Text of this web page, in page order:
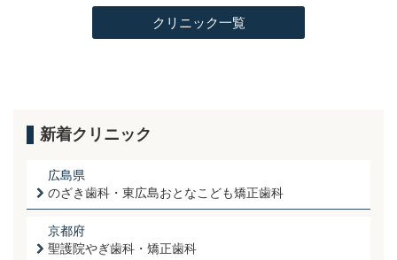
クリニック一覧
新着クリニック
広島県
のざき歯科・東広島おとなこども矯正歯科
京都府
聖護院やぎ歯科・矯正歯科